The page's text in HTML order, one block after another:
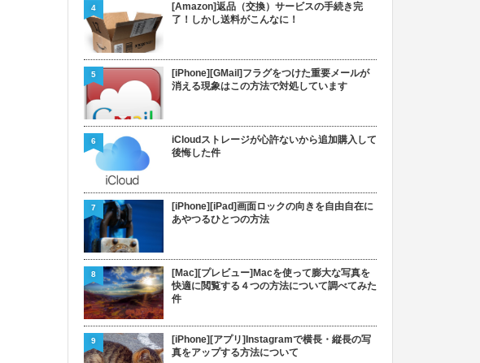
[Amazon]返品（交換）サービスの手続き完
了！しかし送料がこんなに！
4
[iPhone][GMail]フラグをつけた重要メールが
消える現象はこの方法で対処しています
5
iCloudストレージが心許ないから追加購入して
後悔した件
6
[iPhone][iPad]画面ロックの向きを自由自在に
あやつるひとつの方法
7
[Mac][プレビュー]Macを使って膨大な写真を
快適に閲覧する４つの方法について調べてみた
件
8
[iPhone][アプリ]Instagramで横長・縦長の写
真をアップする方法について
9